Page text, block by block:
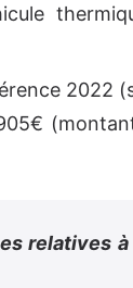
2022
relatives à